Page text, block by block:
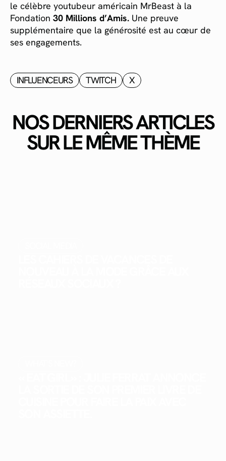
le célèbre youtubeur américain MrBeast à la
Fondation 30 Millions d’Amis. Une preuve
supplémentaire que la générosité est au cœur de
ses engagements.
INFLUENCEURS TWITCH X
NOS DERNIERS ARTICLES
SUR LE MÊME THÈME